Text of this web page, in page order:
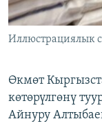
Иллюстрациялык
Өкмөт
көтөрүлгөнү
Айнуру